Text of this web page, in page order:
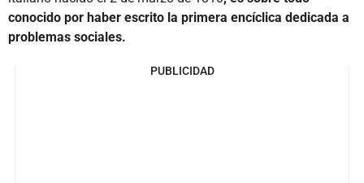
conocido por haber escrito la primera encíclica dedicada a
problemas sociales.
PUBLICIDAD